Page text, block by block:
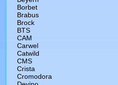
Borbet
Brabus
Brock
BTS
CAM
Сarwel
Catwild
CMS
Crista
Cromodora